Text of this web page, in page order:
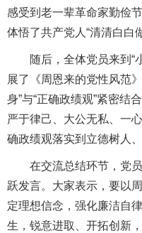
感受到老一辈革命家勤俭
体悟了共产党人“清清白白
随后，全体党员来到“
展了《周恩来的党性风范
身”与“正确政绩观”紧密结
严于律己、大公无私、一
确政绩观落实到立德树人
在交流总结环节，党
跃发言。大家表示，要以
定理想信念，强化廉洁自
生，锐意进取、开拓创新